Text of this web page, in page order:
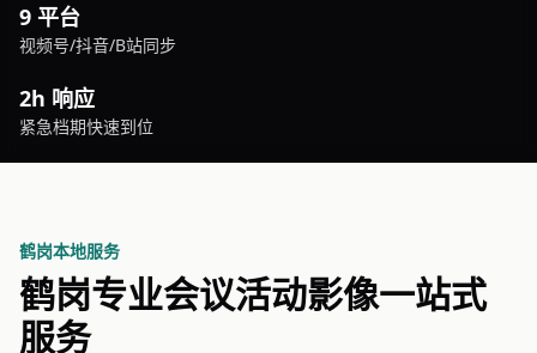
9 平台
视频号/抖音/B站同步
2h 响应
紧急档期快速到位
鹤岗本地服务
鹤岗专业会议活动影像一站式
服务